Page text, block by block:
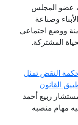
عضو المجلس
وصناعة
ووضع اجتماعي
المشتركة.
النقض تمثل
القانون
ربيع أحمد
مهام منصبه